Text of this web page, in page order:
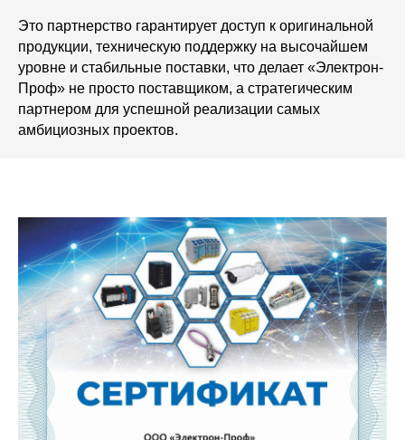
Это партнерство гарантирует доступ к оригинальной
продукции, техническую поддержку на высочайшем
уровне и стабильные поставки, что делает «Электрон-
Проф» не просто поставщиком, а стратегическим
партнером для успешной реализации самых
амбициозных проектов.